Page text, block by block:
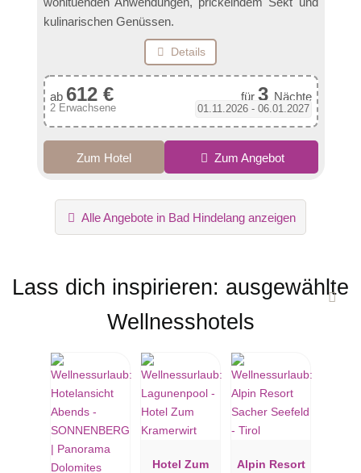
kulinarischen Genüssen.
Details
ab 612 € für 3 Nächte
2 Erwachsene 01.11.2026 - 06.01.2027
Zum Hotel Zum Angebot
Alle Angebote in Bad Hindelang anzeigen
Lass dich inspirieren: ausgewählte
Wellnesshotels
Hotel Zum
Alpin Resort